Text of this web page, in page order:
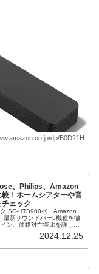
dp/B0D21H
、Philips、Amazon
！ホームシアターや音
ェック
SC-HTB900-K、Amazon
最新サウンドバー5機種を徹
ン、価格対性能比を詳しく
2024.12.25